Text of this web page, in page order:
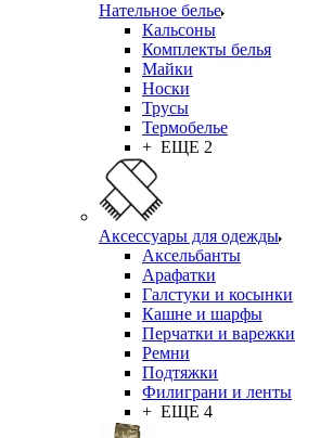
Нательное белье
Кальсоны
Комплекты белья
Майки
Носки
Трусы
Термобелье
+ ЕЩЕ 2
Аксессуары для одежды
Аксельбанты
Арафатки
Галстуки и косынки
Кашне и шарфы
Перчатки и варежки
Ремни
Подтяжки
Филиграни и ленты
+ ЕЩЕ 4